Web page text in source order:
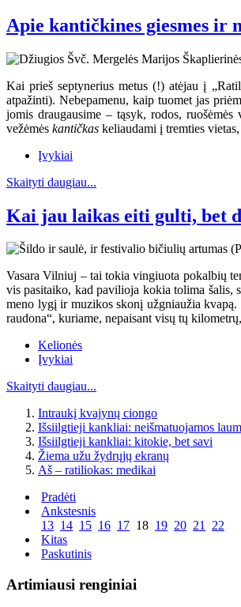
Apie kantičkines giesmes ir
Kai prieš septynerius metus (!) atėjau į
atpažinti). Nebepamenu, kaip tuomet jas
jomis draugausime – tąsyk, rodos,
vežėmės kantičkas keliaudami į tremties
Įvykiai
Skaityti daugiau...
Kai jau laikas eiti gulti, bet
Vasara Vilniuj – tai tokia vingiuota pokalbių
vis pasitaiko, kad pavilioja kokia tolima šalis,
meno lygį ir muzikos skonį užgniaužia
raudona“, kuriame, nepaisant visų tų
Kelionės
Įvykiai
Skaityti daugiau...
Intraukį kvajynų ciongo
Išsiilgtieji kankliai: neišmatuojamos
Išsiilgtieji kankliai: kitokie, bet savi
Žiema užu žydrųjų ekranų
Aš – ratiliokas: medikai
Pradėti
Ankstesnis
13 14 15 16 17 18 19 20 21 22
Kitas
Paskutinis
Artimiausi renginiai